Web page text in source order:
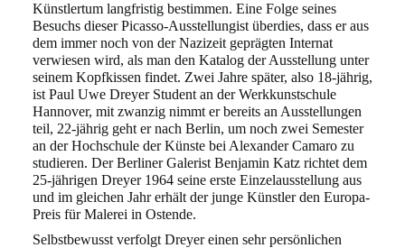
Künstlertum langfristig bestimmen. Eine Folge seines
Besuchs dieser Picasso-Ausstellungist überdies, dass er aus
dem immer noch von der Nazizeit geprägten Internat
verwiesen wird, als man den Katalog der Ausstellung unter
seinem Kopfkissen findet. Zwei Jahre später, also 18-jährig,
ist Paul Uwe Dreyer Student an der Werkkunstschule
Hannover, mit zwanzig nimmt er bereits an Ausstellungen
teil, 22-jährig geht er nach Berlin, um noch zwei Semester
an derHochschule der Künste bei Alexander Camaro zu
studieren. Der Berliner Galerist Benjamin Katz richtet dem
25-jährigen Dreyer 1964 seine erste Einzelausstellung aus
und im gleichen Jahr erhält der junge Künstler den Europa-
Preis für Malerei in Ostende.
Selbstbewusst verfolgt Dreyer einen sehr persönlichen